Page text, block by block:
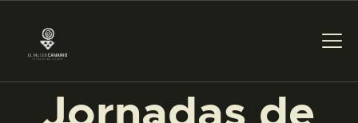
PREPARAR LA VISITA